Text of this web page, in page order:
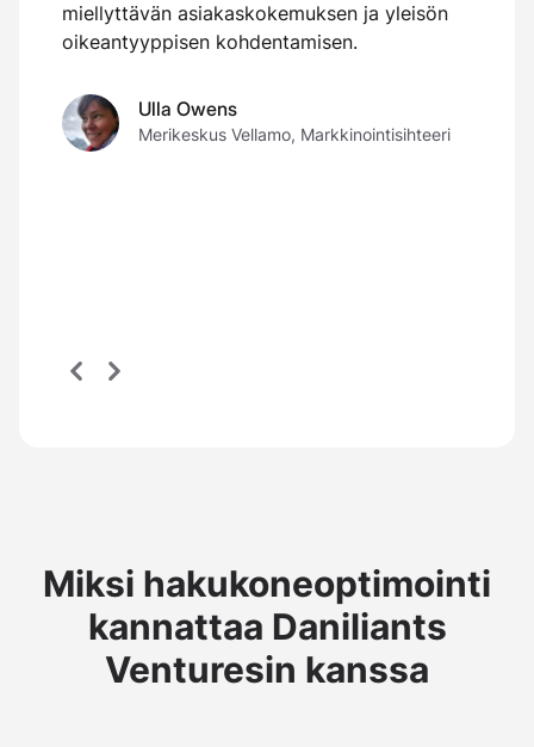
miellyttävän asiakaskokemuksen ja yleisön
oikeantyyppisen kohdentamisen.
Ulla Owens
Merikeskus Vellamo, Markkinointisihteeri
Miksi hakukoneoptimointi
kannattaa Daniliants
Venturesin kanssa